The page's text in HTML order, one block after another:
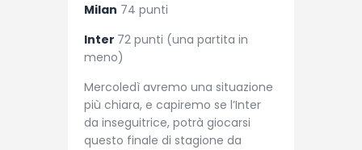
Milan 74 punti
Inter 72 punti (una partita in
meno)
Mercoledì avremo una situazione
più chiara, e capiremo se l’Inter
da inseguitrice, potrà giocarsi
questo finale di stagione da